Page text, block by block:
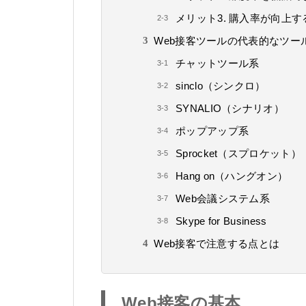
メリット3. 購入率が向上す
Web接客ツールの代表的なツー
チャットツール系
sinclo（シンクロ）
SYNALIO（シナリオ）
ポップアップ系
Sprocket（スプロケット）
Hang on（ハングオン）
Web会議システム系
Skype for Business
Web接客で注意する点とは